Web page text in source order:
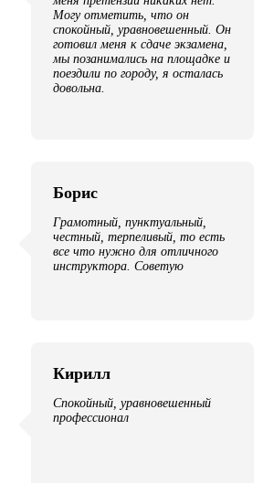
Могу отметить, что он
спокойный, уравновешенный. Он
готовил меня к сдаче экзамена,
мы позанимались на площадке и
поездили по городу, я осталась
довольна.
Борис
Грамотный, пунктуальный,
честный, терпеливый, то есть
все что нужно для отличного
инструктора. Советую
Кирилл
Спокойный, уравновешенный
профессионал